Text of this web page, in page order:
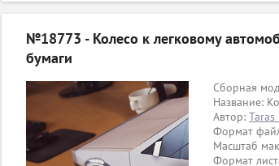
№18773 - Колесо к легковому
бумаги
Сборная
Название:
Автор: Taras
Формат
Масштаб
Формат